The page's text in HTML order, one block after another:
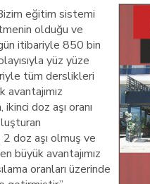
eğitim sistemi
olduğu ve
itibariyle 850 bin
yüz yüze
tüm derslikleri
doz aşı oranı
doz aşı olmuş ve
büyük avantajımız
oranları üzerinde